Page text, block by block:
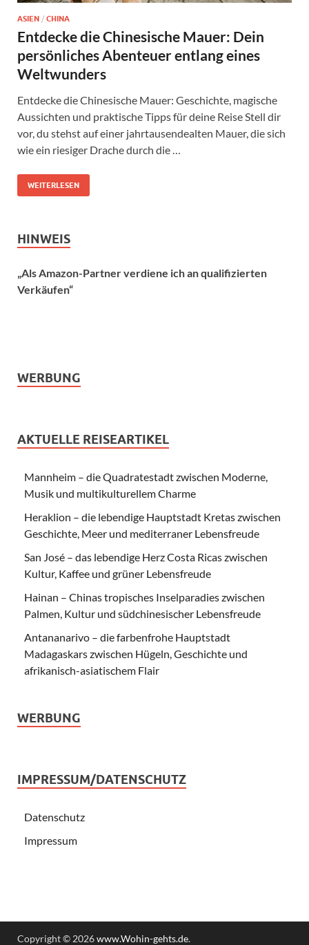
ASIEN / CHINA
Entdecke die Chinesische Mauer: Dein
persönliches Abenteuer entlang eines
Weltwunders
Entdecke die Chinesische Mauer: Geschichte, magische
Aussichten und praktische Tipps für deine Reise Stell dir
vor, du stehst auf einer jahrtausendealten Mauer, die sich
wie ein riesiger Drache durch die …
WEITERLESEN
HINWEIS
„Als Amazon-Partner verdiene ich an qualifizierten
Verkäufen“
WERBUNG
AKTUELLE REISEARTIKEL
Mannheim – die Quadratestadt zwischen Moderne,
Musik und multikulturellem Charme
Heraklion – die lebendige Hauptstadt Kretas zwischen
Geschichte, Meer und mediterraner Lebensfreude
San José – das lebendige Herz Costa Ricas zwischen
Kultur, Kaffee und grüner Lebensfreude
Hainan – Chinas tropisches Inselparadies zwischen
Palmen, Kultur und südchinesischer Lebensfreude
Antananarivo – die farbenfrohe Hauptstadt
Madagaskars zwischen Hügeln, Geschichte und
afrikanisch-asiatischem Flair
WERBUNG
IMPRESSUM/DATENSCHUTZ
Datenschutz
Impressum
Copyright © 2026www.Wohin-gehts.de.